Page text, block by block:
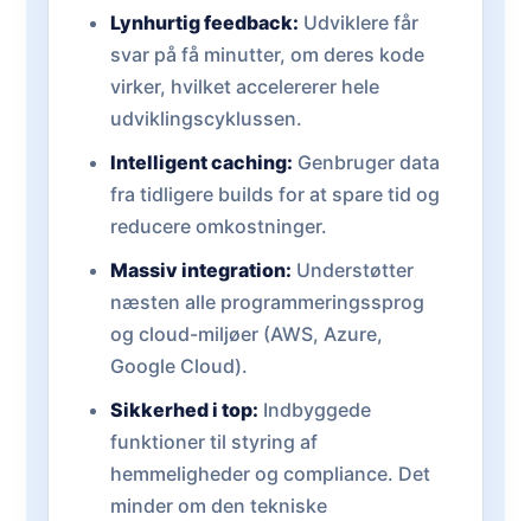
Lynhurtig feedback: Udviklere får
svar på få minutter, om deres kode
virker, hvilket accelererer hele
udviklingscyklussen.
Intelligent caching: Genbruger data
fra tidligere builds for at spare tid og
reducere omkostninger.
Massiv integration: Understøtter
næsten alle programmeringssprog
og cloud-miljøer (AWS, Azure,
Google Cloud).
Sikkerhed i top: Indbyggede
funktioner til styring af
hemmeligheder og compliance. Det
minder om den tekniske